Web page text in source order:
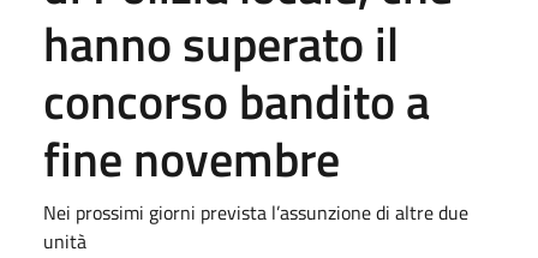
hanno superato il
concorso bandito a
fine novembre
Nei prossimi giorni prevista l’assunzione di altre due
unità